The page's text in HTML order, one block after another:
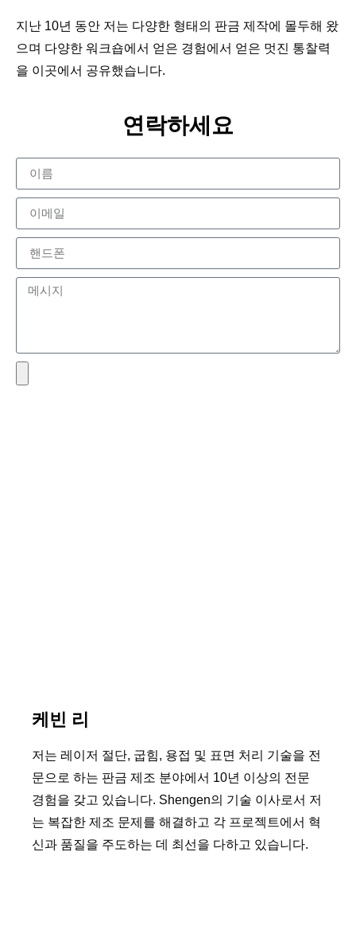
지난 10년 동안 저는 다양한 형태의 판금 제작에 몰두해 왔
으며 다양한 워크숍에서 얻은 경험에서 얻은 멋진 통찰력
을 이곳에서 공유했습니다.
연락하세요
케빈 리
저는 레이저 절단, 굽힘, 용접 및 표면 처리 기술을 전
문으로 하는 판금 제조 분야에서 10년 이상의 전문
경험을 갖고 있습니다. Shengen의 기술 이사로서 저
는 복잡한 제조 문제를 해결하고 각 프로젝트에서 혁
신과 품질을 주도하는 데 최선을 다하고 있습니다.